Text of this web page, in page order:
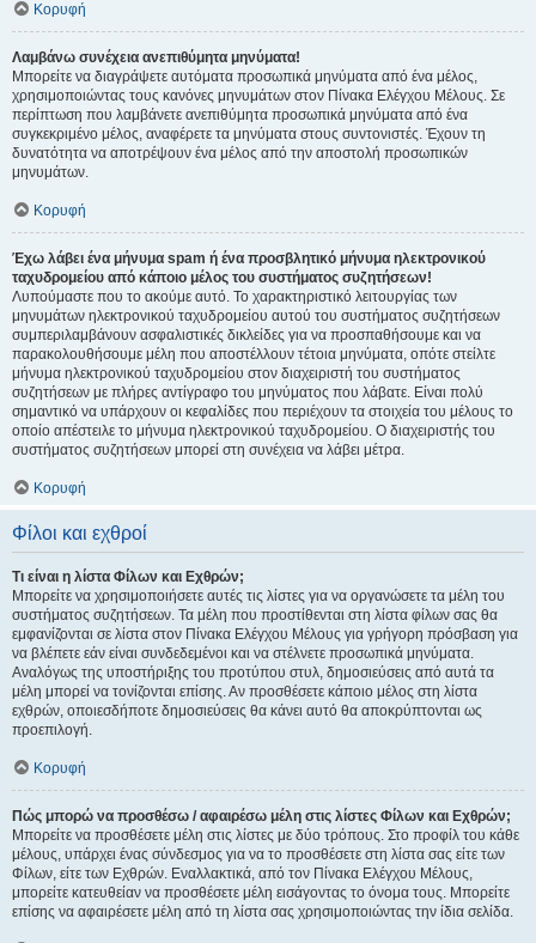
Κορυφή
Λαμβάνω συνέχεια ανεπιθύμητα μηνύματα!
Μπορείτε να διαγράψετε αυτόματα προσωπικά μηνύματα από ένα μέλος,
χρησιμοποιώντας τους κανόνες μηνυμάτων στον Πίνακα Ελέγχου Μέλους. Σε
περίπτωση που λαμβάνετε ανεπιθύμητα προσωπικά μηνύματα από ένα
συγκεκριμένο μέλος, αναφέρετε τα μηνύματα στους συντονιστές. Έχουν τη
δυνατότητα να αποτρέψουν ένα μέλος από την αποστολή προσωπικών
μηνυμάτων.
Κορυφή
Έχω λάβει ένα μήνυμα spam ή ένα προσβλητικό μήνυμα ηλεκτρονικού
ταχυδρομείου από κάποιο μέλος του συστήματος συζητήσεων!
Λυπούμαστε που το ακούμε αυτό. Το χαρακτηριστικό λειτουργίας των
μηνυμάτων ηλεκτρονικού ταχυδρομείου αυτού του συστήματος συζητήσεων
συμπεριλαμβάνουν ασφαλιστικές δικλείδες για να προσπαθήσουμε και να
παρακολουθήσουμε μέλη που αποστέλλουν τέτοια μηνύματα, οπότε στείλτε
μήνυμα ηλεκτρονικού ταχυδρομείου στον διαχειριστή του συστήματος
συζητήσεων με πλήρες αντίγραφο του μηνύματος που λάβατε. Είναι πολύ
σημαντικό να υπάρχουν οι κεφαλίδες που περιέχουν τα στοιχεία του μέλους το
οποίο απέστειλε το μήνυμα ηλεκτρονικού ταχυδρομείου. Ο διαχειριστής του
συστήματος συζητήσεων μπορεί στη συνέχεια να λάβει μέτρα.
Κορυφή
Φίλοι και εχθροί
Τι είναι η λίστα Φίλων και Εχθρών;
Μπορείτε να χρησιμοποιήσετε αυτές τις λίστες για να οργανώσετε τα μέλη του
συστήματος συζητήσεων. Τα μέλη που προστίθενται στη λίστα φίλων σας θα
εμφανίζονται σε λίστα στον Πίνακα Ελέγχου Μέλους για γρήγορη πρόσβαση για
να βλέπετε εάν είναι συνδεδεμένοι και να στέλνετε προσωπικά μηνύματα.
Αναλόγως της υποστήριξης του προτύπου στυλ, δημοσιεύσεις από αυτά τα
μέλη μπορεί να τονίζονται επίσης. Αν προσθέσετε κάποιο μέλος στη λίστα
εχθρών, οποιεσδήποτε δημοσιεύσεις θα κάνει αυτό θα αποκρύπτονται ως
προεπιλογή.
Κορυφή
Πώς μπορώ να προσθέσω / αφαιρέσω μέλη στις λίστες Φίλων και Εχθρών;
Μπορείτε να προσθέσετε μέλη στις λίστες με δύο τρόπους. Στο προφίλ του κάθε
μέλους, υπάρχει ένας σύνδεσμος για να το προσθέσετε στη λίστα σας είτε των
Φίλων, είτε των Εχθρών. Εναλλακτικά, από τον Πίνακα Ελέγχου Μέλους,
μπορείτε κατευθείαν να προσθέσετε μέλη εισάγοντας το όνομα τους. Μπορείτε
επίσης να αφαιρέσετε μέλη από τη λίστα σας χρησιμοποιώντας την ίδια σελίδα.